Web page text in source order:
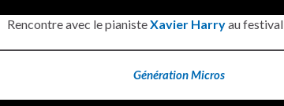
Rencontre avec le pianisteXavier Harryau festival
Génération Micros